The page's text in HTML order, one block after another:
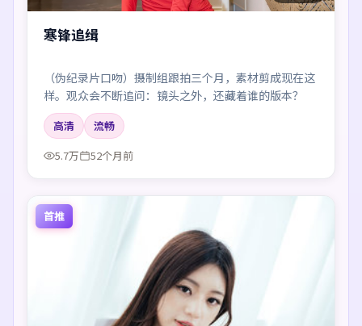
寒锋追缉
（伪纪录片口吻）摄制组跟拍三个月，素材剪成现在这
样。观众会不断追问：镜头之外，还藏着谁的版本？
高清
流畅
5.7万
52个月前
首推